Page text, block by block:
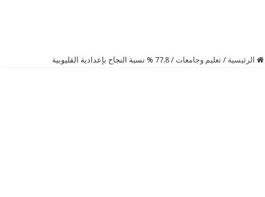
الرئيسية / تعليم وجامعات / 77.8 % نسبة النجاح بإعدادية القليوبية